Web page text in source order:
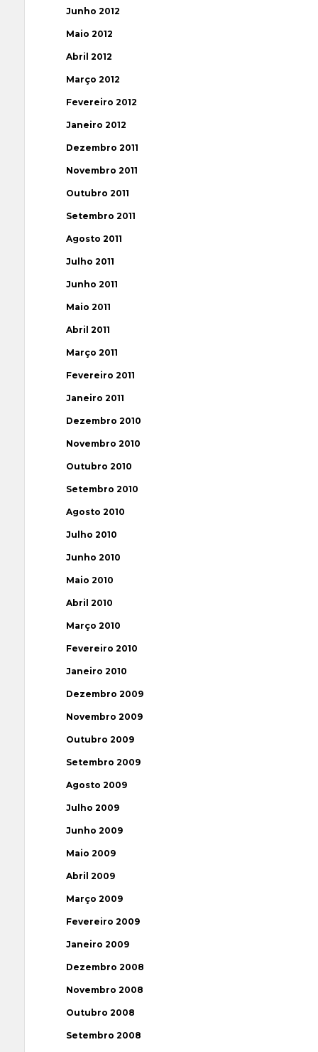
Junho 2012
Maio 2012
Abril 2012
Março 2012
Fevereiro 2012
Janeiro 2012
Dezembro 2011
Novembro 2011
Outubro 2011
Setembro 2011
Agosto 2011
Julho 2011
Junho 2011
Maio 2011
Abril 2011
Março 2011
Fevereiro 2011
Janeiro 2011
Dezembro 2010
Novembro 2010
Outubro 2010
Setembro 2010
Agosto 2010
Julho 2010
Junho 2010
Maio 2010
Abril 2010
Março 2010
Fevereiro 2010
Janeiro 2010
Dezembro 2009
Novembro 2009
Outubro 2009
Setembro 2009
Agosto 2009
Julho 2009
Junho 2009
Maio 2009
Abril 2009
Março 2009
Fevereiro 2009
Janeiro 2009
Dezembro 2008
Novembro 2008
Outubro 2008
Setembro 2008